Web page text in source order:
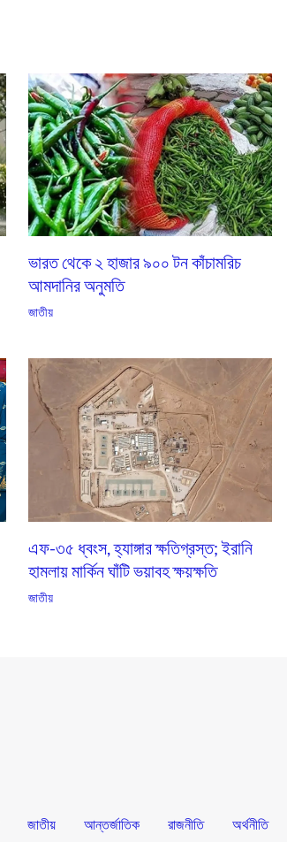
ভারত থেকে ২ হাজার ৯০০ টন কাঁচামরিচ
আমদানির অনুমতি
জাতীয়
এফ-৩৫ ধ্বংস, হ্যাঙ্গার ক্ষতিগ্রস্ত; ইরানি
হামলায় মার্কিন ঘাঁটি ভয়াবহ ক্ষয়ক্ষতি
জাতীয়
জাতীয় আন্তর্জাতিক রাজনীতি অর্থনীতি